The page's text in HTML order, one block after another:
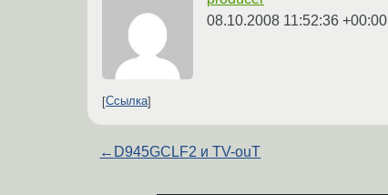
08.10.2008 11:52:36 +00:00
Ссылка
← D945GCLF2 и TV-ouT